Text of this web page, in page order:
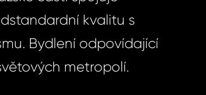
kvalitu s
Bydlení odpovídající
metropolí.